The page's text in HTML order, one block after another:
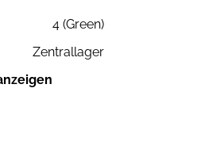
4 (Green)
Zentrallager